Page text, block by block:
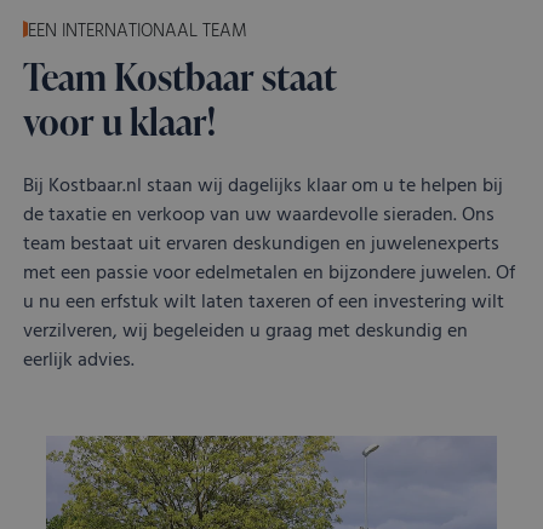
EEN INTERNATIONAAL TEAM
Team Kostbaar staat
voor u klaar!
Bij Kostbaar.nl staan wij dagelijks klaar om u te helpen bij
de taxatie en verkoop van uw waardevolle sieraden. Ons
team bestaat uit ervaren deskundigen en juwelenexperts
met een passie voor edelmetalen en bijzondere juwelen. Of
u nu een erfstuk wilt laten taxeren of een investering wilt
verzilveren, wij begeleiden u graag met deskundig en
eerlijk advies.